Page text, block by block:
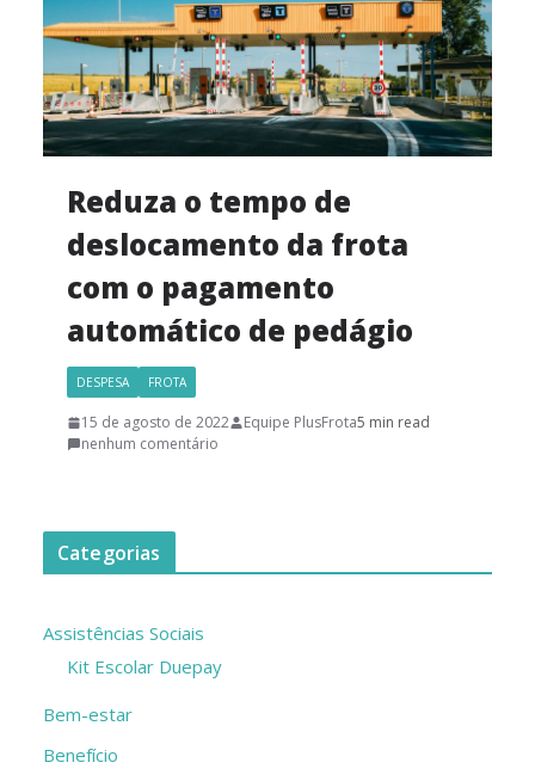
Reduza o tempo de
deslocamento da frota
com o pagamento
automático de pedágio
DESPESA FROTA
15 de agosto de 2022 Equipe PlusFrota5 min read
nenhum comentário
Categorias
Assistências Sociais
Kit Escolar Duepay
Bem-estar
Benefício